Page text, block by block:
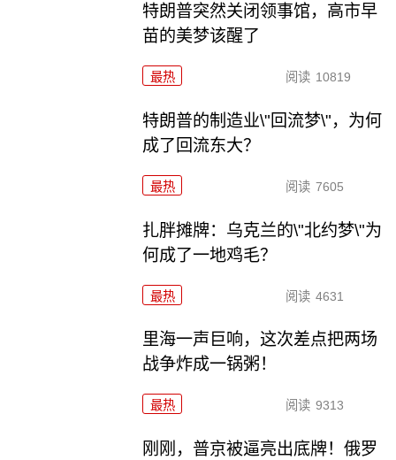
特朗普突然关闭领事馆，高市早
苗的美梦该醒了
最热 阅读 10819
特朗普的制造业\"回流梦\"，为何
成了回流东大？
最热 阅读 7605
扎胖摊牌：乌克兰的\"北约梦\"为
何成了一地鸡毛？
最热 阅读 4631
里海一声巨响，这次差点把两场
战争炸成一锅粥！
最热 阅读 9313
刚刚，普京被逼亮出底牌！俄罗